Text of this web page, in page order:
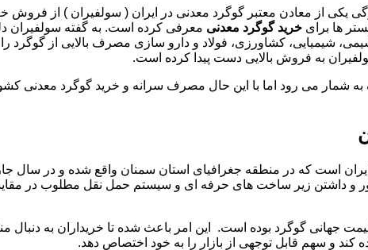
یکی از معادن معتبر گوگرد معدنی در ایران ( سولفیران ) از
ها برای خرید گوگرد معدنی معرفی کرده است. به گفته سولفیران
شیمیایی، کشاورزی، فولاد و دارو سازی مصرف بالایی از گوگرد
به فروش بالایی دست پیدا کرده است.
شمار می رود اما با این حال مصرف سرانه و خرید گوگرد معدنی
است که در منطقه جغرافیای استان سمنان واقع شده و در سال
و داشتن زیر ساخت های حرفه ای و سیستم حمل نقل مطلوب در
جهانی گوگرد بوده است. این امر باعث شده تا خریداران به دنبال
کند و سهم قابل توجهی از بازار را به خود اختصاص دهد.